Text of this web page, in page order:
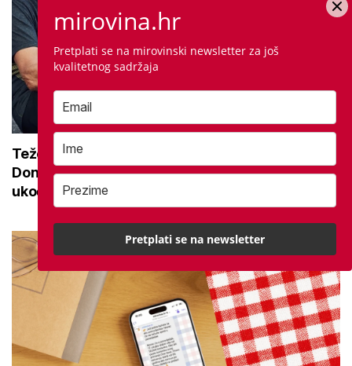
Teže se krećete zbog bolnih zglobova?
Donosimo savjete za lakši pokret i ublažavanje
ukočenosti
mirovina.hr
Pretplati se na mirovinski newsletter za još
kvalitetnog sadržaja
Pretplati se na newsletter